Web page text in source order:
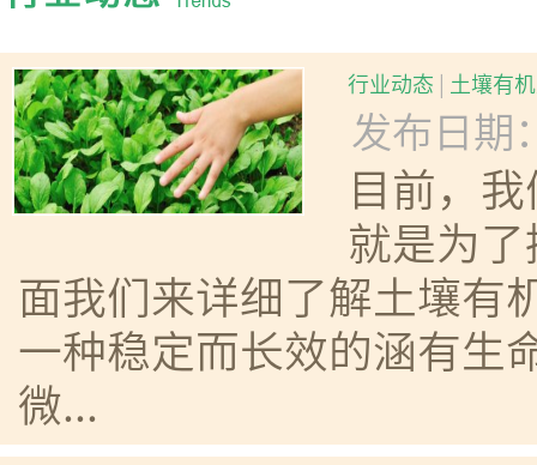
行业动态 | 土壤有
发布日期
目前，
就是为
面我们来详细了解土壤有
一种稳定而长效的涵有生
微...